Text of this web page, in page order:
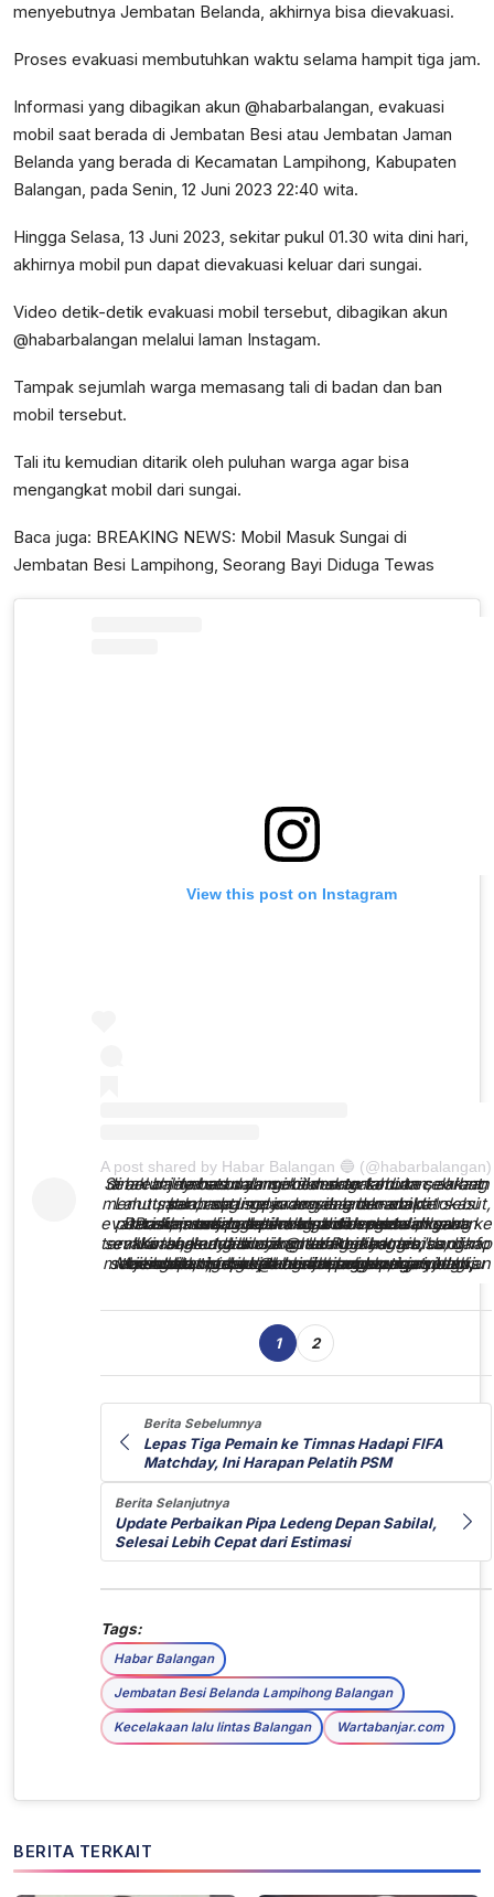
menyebutnya Jembatan Belanda, akhirnya bisa dievakuasi.
Proses evakuasi membutuhkan waktu selama hampit tiga jam.
Informasi yang dibagikan akun @habarbalangan, evakuasi
mobil saat berada di Jembatan Besi atau Jembatan Jaman
Belanda yang berada di Kecamatan Lampihong, Kabupaten
Balangan, pada Senin, 12 Juni 2023 22:40 wita.
Hingga Selasa, 13 Juni 2023, sekitar pukul 01.30 wita dini hari,
akhirnya mobil pun dapat dievakuasi keluar dari sungai.
Video detik-detik evakuasi mobil tersebut, dibagikan akun
@habarbalangan melalui laman Instagam.
Tampak sejumlah warga memasang tali di badan dan ban
mobil tersebut.
Tali itu kemudian ditarik oleh puluhan warga agar bisa
mengangkat mobil dari sungai.
Baca juga: BREAKING NEWS: Mobil Masuk Sungai di
Jembatan Besi Lampihong, Seorang Bayi Diduga Tewas
View this post on Instagram
A post shared by Habar Balangan 🔵 (@habarbalangan)
Sebelumnya sebuah mobil mengalami kecelakaan di areal jembatan yang memakan korban seorang anak balita berumur sekitar satu tahunan, akibat lemas dalam insiden tersebut.
Lahut, salah satu relawan yang berada di lokasi menuturkan, ada lima orang dalam mobil tersebut, satu orang sopir dewasa, dan empat penumpangnya masih anak-anak.
Dari lima orang tersebut, korban adalah yang terakhir terjangkau warga dan relawan saat evakuasi, meskipun para korban segera dibawa ke Puskesmas Lampihong untuk pertolongan pertama, namun ketika bisa dievakuasi, korban sudah dalam kondisi lemas.
"Korban adalah orang terakhir yang bisa di evakuasi, keadaannya sudah terlihat lemas, dan semua langsung dilarikan ke Puskesmas, dan info terakhir anak nya sudah meninggal dunia," ungkap Lahut dilansir @habarbalangan.
Masih dikutip dari @habarbalangan, kronologis sementara, mobil datang dari arah pasar menuju jembatan, tepat pada simpangan tiga yang mengalami rusakan berlobang karena sudah termakan usia, serta minim penerangan jalan, mobil malah nge gas lurus menuju sungai, bahkan sempat terhunjal-hunjal sebelum jatuh.
1 2
Berita Sebelumnya
Lepas Tiga Pemain ke Timnas Hadapi FIFA
Matchday, Ini Harapan Pelatih PSM
Berita Selanjutnya
Update Perbaikan Pipa Ledeng Depan Sabilal,
Selesai Lebih Cepat dari Estimasi
Tags:
Habar Balangan
Jembatan Besi Belanda Lampihong Balangan
Kecelakaan lalu lintas Balangan Wartabanjar.com
BERITA TERKAIT